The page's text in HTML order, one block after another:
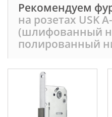
Рекомендуем
на розетах USK
(шлифованный
полированный